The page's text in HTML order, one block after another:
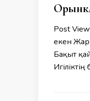
Post
екен
Бақыт